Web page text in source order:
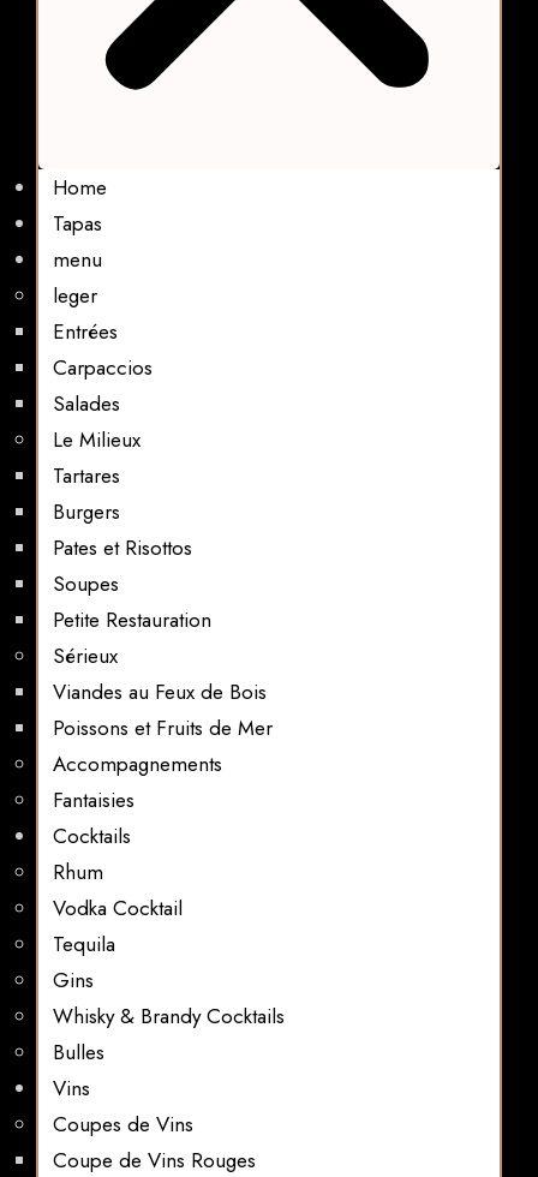
Home
Tapas
menu
leger
Entrées
Carpaccios
Salades
Le Milieux
Tartares
Burgers
Pates et Risottos
Soupes
Petite Restauration
Sérieux
Viandes au Feux de Bois
Poissons et Fruits de Mer
Accompagnements
Fantaisies
Cocktails
Rhum
Vodka Cocktail
Tequila
Gins
Whisky & Brandy Cocktails
Bulles
Vins
Coupes de Vins
Coupe de Vins Rouges